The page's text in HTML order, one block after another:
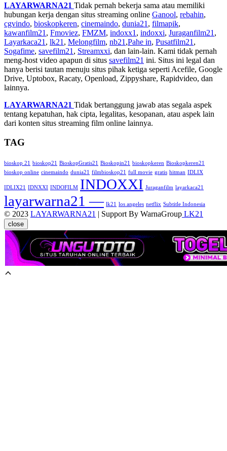
LAYARWARNA21 Tidak pernah bekerja sama atau memiliki
hubungan kerja dengan situs streaming online Ganool, rebahin,
cgvindo, bioskopkeren, cinemaindo, dunia21 , filmapik,
kawanfilm21 , Fmoviez, FMZM, indoxx1 , indoxxi, Juraganfilm21 ,
Layarkaca21 , lk21 , Melongfilm, nb21 ,Pahe in, Pusatfilm21 ,
Sogafime, savefilm21 , Streamxxi, dan lain-lain. Kami tidak pernah
meng-host video apapun di situs savefilm21 ini. Situs ini legal dan
hanya berisi tautan menuju situs pihak ketiga seperti Acefile, Google
Drive, Uptobox, Racaty, Openload, Zippyshare, Rapidvideo, dan
lainnya.
LAYARWARNA21 Tidak bertanggung jawab atas segala aspek
tentang kepatuhan, hak cipta, legalitas, kesopanan, atau aspek lain
dari konten situs streaming film online lainnya.
TAG
bioskop 21 bioskop21 BioskopGratis21 Bioskopin21 bioskopkeren Bioskopkeren21
bioskop online cinemaindo dunia21 filmbioskop21 full movie gratis hitman IDLIX
IDLIX21 IDNXXI INDOFILM INDOXXI Juraganfilm layarkaca21
layarwarna21 — lk21 los angeles netflix Subtitle Indonesia
© 2023 LAYARWARNA21 | Support By WarnaGroup LK21
close